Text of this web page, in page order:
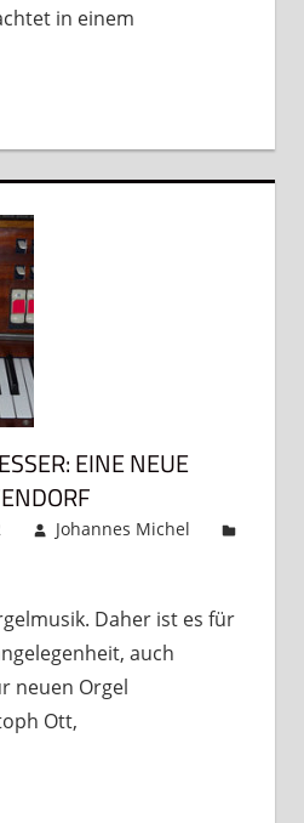
in einem
EINE NEUE
Johannes Michel
Daher ist es für
auch
neuen Orgel
Ott,